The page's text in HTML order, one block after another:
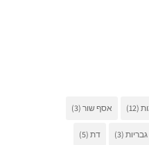
(12) אסף שור(3)
גבריות(3) דת(5)